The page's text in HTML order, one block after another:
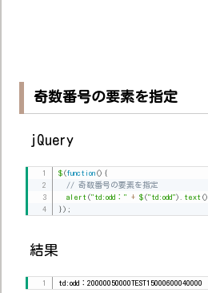
奇数番号の要素を指定
jQuery
$ (function () {
// 奇数番号の要素を指定
alert ("td:odd：" + $ ("td:odd") text ()
} ) ;
結果
td:odd：20000050000TEST15000600040000